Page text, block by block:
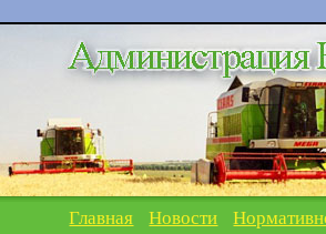
Главная Новости